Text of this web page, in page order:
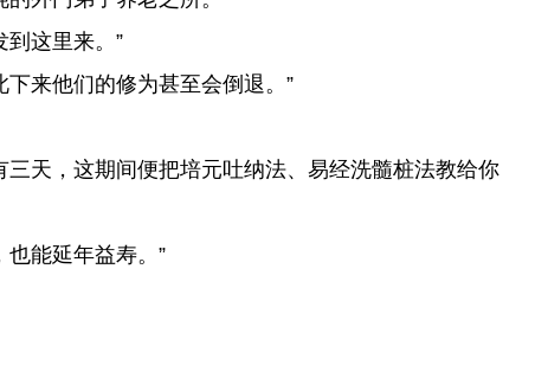
这里来。”
来他们的修为甚至会倒退。”
天，这期间便把培元吐纳法、易经洗髓桩法教给你
能延年益寿。”